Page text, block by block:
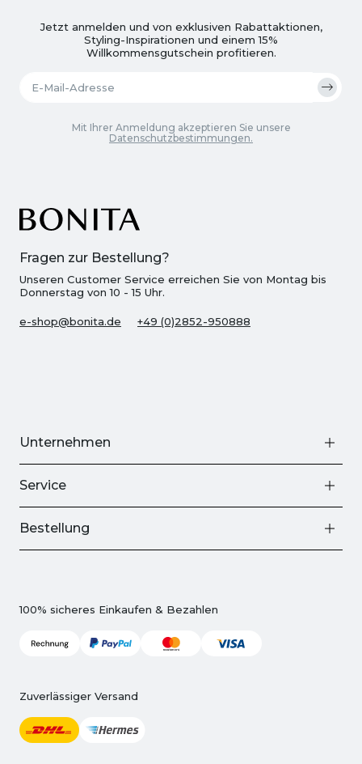
Fragen zur Bestellung?
Unseren Customer Service erreichen Sie von Montag bis
Donnerstag von 10 - 15 Uhr.
e-shop@bonita.de +49 (0)2852-950888
Jetzt anmelden und von exklusiven Rabattaktionen,
Styling-Inspirationen und einem 15%
Willkommensgutschein profitieren.
Mit Ihrer Anmeldung akzeptieren Sie unsere
Datenschutzbestimmungen.
Unternehmen
Service
Bestellung
100% sicheres Einkaufen & Bezahlen
Zuverlässiger Versand